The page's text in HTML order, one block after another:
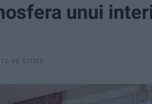
unui
DE CITIRE